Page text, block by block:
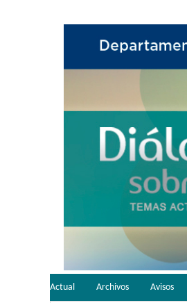
Actual Archivos Avisos